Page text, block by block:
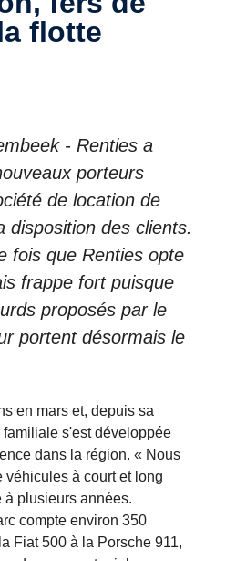
flotte
- Renties a
porteurs
de location de
disposition des clients.
fois que Renties opte
frappe fort puisque
proposés par le
portent désormais le
en mars et, depuis sa
s'est développée
dans la région. « Nous
véhicules à court et long
à plusieurs années.
compte environ 350
Fiat 500 à la Porsche 911,